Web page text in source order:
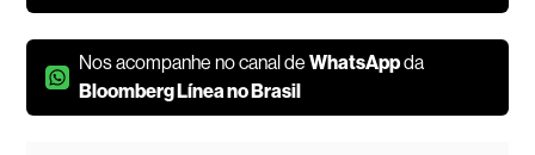
Nos acompanhe no canal deWhatsAppda
Bloomberg Línea no Brasil